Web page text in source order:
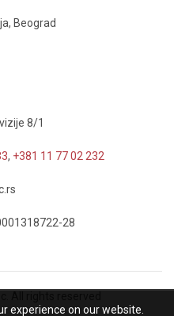
Beograd
8/1
, +381 11 77 02 232
28
experience on our website.